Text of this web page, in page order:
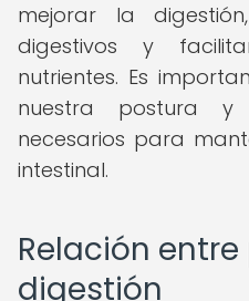
mejorar la
digestivos y
nutrientes. Es
nuestra postura y
necesarios para
intestinal.
Relación
digestión